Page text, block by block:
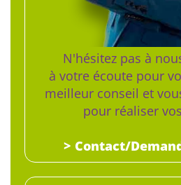
N'hésitez pas à
à votre écoute pour
meilleur conseil et
pour réaliser
> Contact/